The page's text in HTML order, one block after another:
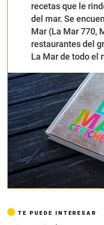
recetas que le
del mar. Se
Mar (La Mar 770,
restaurantes del
La Mar de todo el
TE PUEDE INTERESAR